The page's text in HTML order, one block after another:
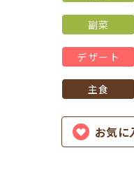
副菜
デザート
主食
お気に